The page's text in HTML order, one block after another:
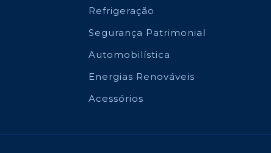
Refrigeração
Segurança Patrimonial
Automobilística
Energias Renováveis
Acessórios